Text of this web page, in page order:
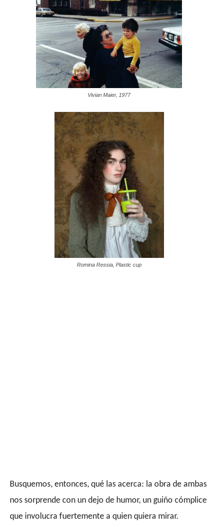
Vivian Maier, 1977
Romina Ressia, Plastic cup
Busquemos, entonces, qué las acerca: la obra de ambas
nos sorprende con un dejo de humor, un guiño cómplice
que involucra fuertemente a quien quiera mirar.